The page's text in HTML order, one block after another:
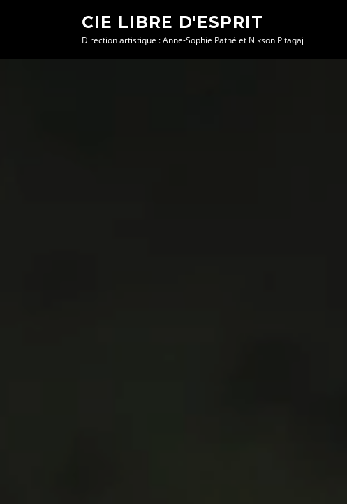
CIE LIBRE D'ESPRIT
Direction artistique : Anne-Sophie Pathé et Nikson Pitaqaj